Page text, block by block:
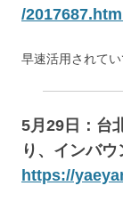
/
早速活用されてい
5月29日：
り、インバ
https://